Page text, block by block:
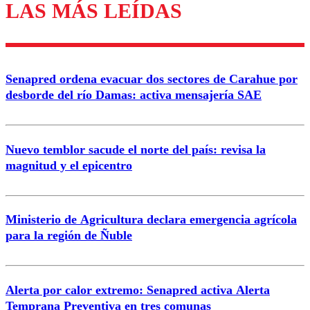
LAS MÁS LEÍDAS
Senapred ordena evacuar dos sectores de Carahue por
desborde del río Damas: activa mensajería SAE
Nuevo temblor sacude el norte del país: revisa la
magnitud y el epicentro
Ministerio de Agricultura declara emergencia agrícola
para la región de Ñuble
Alerta por calor extremo: Senapred activa Alerta
Temprana Preventiva en tres comunas